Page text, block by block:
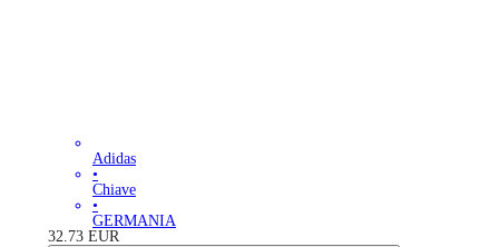
Adidas
•
Chiave
•
GERMANIA
32.73 EUR